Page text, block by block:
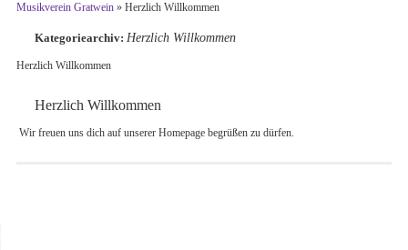
Musikverein Gratwein» Herzlich Willkommen
Kategoriearchiv: Herzlich Willkommen
Herzlich Willkommen
Herzlich Willkommen
Wir freuen uns dich auf unserer Homepage begrüßen zu dürfen.